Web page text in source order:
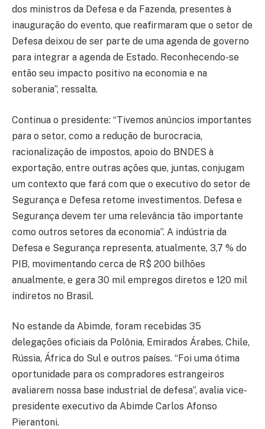
dos ministros da Defesa e da Fazenda, presentes à
inauguração do evento, que reafirmaram que o setor de
Defesa deixou de ser parte de uma agenda de governo
para integrar a agenda de Estado. Reconhecendo-se
então seu impacto positivo na economia e na
soberania”, ressalta.
Continua o presidente: “Tivemos anúncios importantes
para o setor, como a redução de burocracia,
racionalização de impostos, apoio do BNDES à
exportação, entre outras ações que, juntas, conjugam
um contexto que fará com que o executivo do setor de
Segurança e Defesa retome investimentos. Defesa e
Segurança devem ter uma relevância tão importante
como outros setores da economia”. A indústria da
Defesa e Segurança representa, atualmente, 3,7 % do
PIB, movimentando cerca de R$ 200 bilhões
anualmente, e gera 30 mil empregos diretos e 120 mil
indiretos no Brasil.
No estande da Abimde, foram recebidas 35
delegações oficiais da Polônia, Emirados Árabes, Chile,
Rússia, África do Sul e outros países. “Foi uma ótima
oportunidade para os compradores estrangeiros
avaliarem nossa base industrial de defesa”, avalia vice-
presidente executivo da Abimde Carlos Afonso
Pierantoni.